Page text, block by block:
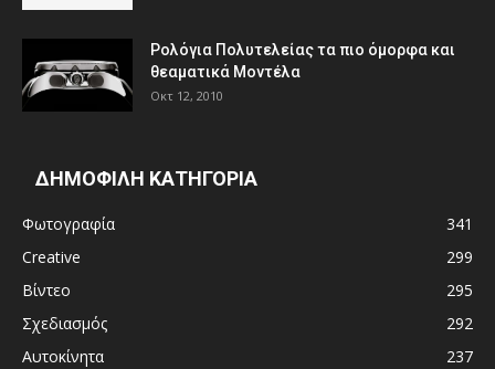
Ρολόγια Πολυτελείας τα πιο όμορφα και
θεαματικά Μοντέλα
Οκτ 12, 2010
ΔΗΜΟΦΙΛΗ ΚΑΤΗΓΟΡΙΑ
Φωτογραφία
341
Creative
299
Βίντεο
295
Σχεδιασμός
292
Αυτοκίνητα
237